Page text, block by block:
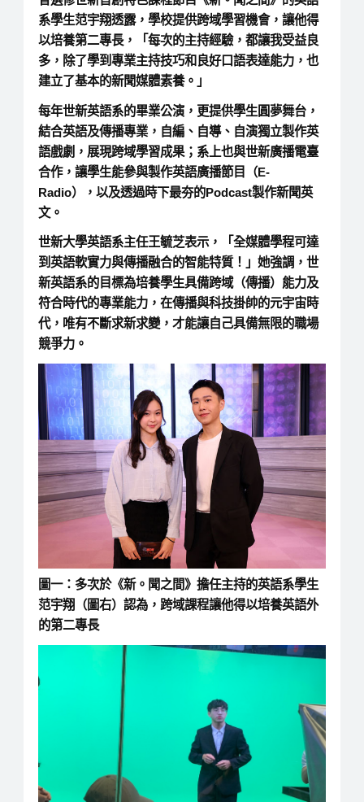
系學生范宇翔透露，學校提供跨域學習機會，讓他得
以培養第二專長，「每次的主持經驗，都讓我受益良
多，除了學到專業主持技巧和良好口語表達能力，也
建立了基本的新聞媒體素養。」
每年世新英語系的畢業公演，更提供學生圓夢舞台，
結合英語及傳播專業，自編、自導、自演獨立製作英
語戲劇，展現跨域學習成果；系上也與世新廣播電臺
合作，讓學生能參與製作英語廣播節目（E-
Radio），以及透過時下最夯的Podcast製作新聞英
文。
世新大學英語系主任王毓芝表示，「全媒體學程可達
到英語軟實力與傳播融合的智能特質！」她強調，世
新英語系的目標為培養學生具備跨域（傳播）能力及
符合時代的專業能力，在傳播與科技掛帥的元宇宙時
代，唯有不斷求新求變，才能讓自己具備無限的職場
競爭力。
圖一：多次於《新。聞之間》擔任主持的英語系學生
范宇翔（圖右）認為，跨域課程讓他得以培養英語外
的第二專長